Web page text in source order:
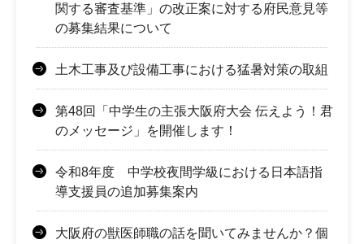
関する審査基準」の改正案に対する府民意見等
の募集結果について
土木工事及び設備工事における猛暑対策の取組
第48回「中学生の主張大阪府大会 伝えよう！君
のメッセージ」を開催します！
令和8年度 中学校夜間学級における日本語指
導支援員の追加募集案内
大阪府の獣医師職の話を聞いてみませんか？個